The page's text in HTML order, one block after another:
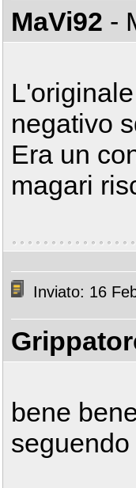
MaVi92 -
negativo
Era un
magari
Inviato: 16
bene